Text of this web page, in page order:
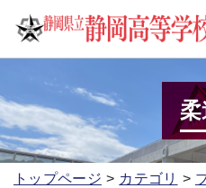
トップページ カテゴリ